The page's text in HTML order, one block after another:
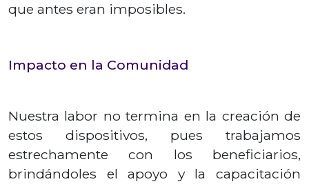
que antes eran imposibles.
Impacto en la Comunidad
Nuestra labor no termina en la creación de
estos dispositivos, pues trabajamos
estrechamente con los beneficiarios,
brindándoles el apoyo y la capacitación